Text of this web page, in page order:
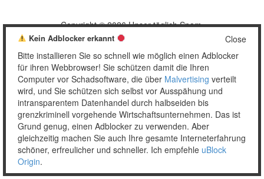
Copyright © 2026 Unser täglich Spam.
MobileWordPress Theme by themehall.com Close
Kein Adblocker erkannt
Bitte installieren Sie so schnell wie möglich einen Adblocker
für ihren Webbrowser! Sie schützen damit die Ihren
Computer vor Schadsoftware, die über Malvertising verteilt
wird, und Sie schützen sich selbst vor Ausspähung und
intransparentem Datenhandel durch halbseiden bis
grenzkriminell vorgehende Wirtschaftsunternehmen. Das ist
Grund genug, einen Adblocker zu verwenden. Aber
gleichzeitig machen Sie auch Ihre gesamte Interneterfahrung
schöner, erfreulicher und schneller. Ich empfehle uBlock
Origin.